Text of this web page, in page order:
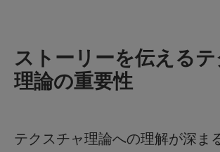
ストーリーを伝える
理論の重要性
テクスチャ理論への理解が深ま